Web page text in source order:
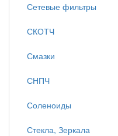
Сетевые фильтры
СКОТЧ
Смазки
СНПЧ
Соленоиды
Стекла, Зеркала